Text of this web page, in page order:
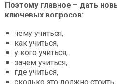
Поэтому главное – дать
ключевых вопросов:
чему учиться,
как учиться,
у кого учиться,
зачем учиться,
где учиться,
сколько это должно стоить